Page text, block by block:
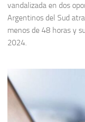
vandalizada en dos
Argentinos del Sud
menos de 48 horas y
2024.